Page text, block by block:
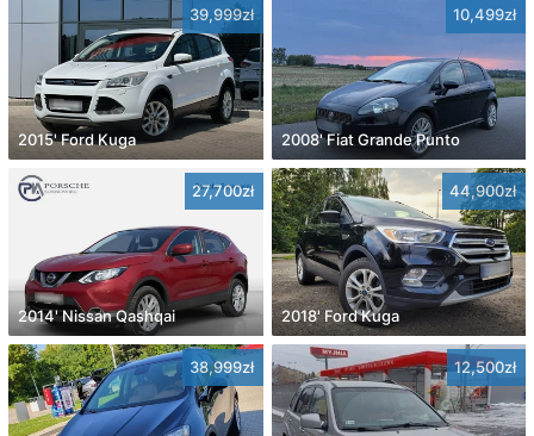
39,999zł
2015' Ford Kuga
10,499zł
2008' Fiat Grande Punto
27,700zł
2014' Nissan Qashqai
44,900zł
2018' Ford Kuga
38,999zł 12,500zł